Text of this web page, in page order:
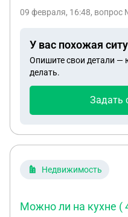
09 февраля, 16:48, вопрос
У вас похожая
Опишите свои детали —
делать.
Задать
Недвижимость
Можно ли на кухне (